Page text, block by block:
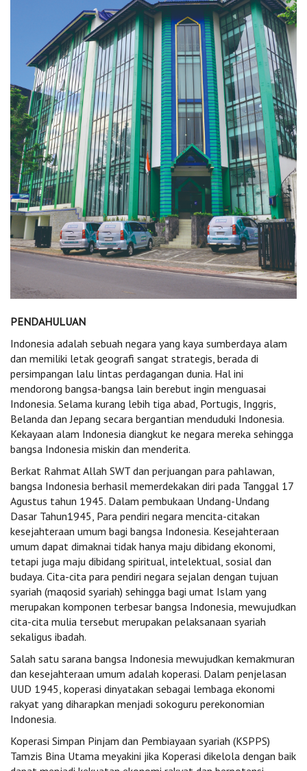
PENDAHULUAN
Indonesia adalah sebuah negara yang kaya sumberdaya alam
dan memiliki letak geografi sangat strategis, berada di
persimpangan lalu lintas perdagangan dunia. Hal ini
mendorong bangsa-bangsa lain berebut ingin menguasai
Indonesia. Selama kurang lebih tiga abad, Portugis, Inggris,
Belanda dan Jepang secara bergantian menduduki Indonesia.
Kekayaan alam Indonesia diangkut ke negara mereka sehingga
bangsa Indonesia miskin dan menderita.
Berkat Rahmat Allah SWT dan perjuangan para pahlawan,
bangsa Indonesia berhasil memerdekakan diri pada Tanggal 17
Agustus tahun 1945. Dalam pembukaan Undang-Undang
Dasar Tahun1945, Para pendiri negara mencita-citakan
kesejahteraan umum bagi bangsa Indonesia. Kesejahteraan
umum dapat dimaknai tidak hanya maju dibidang ekonomi,
tetapi juga maju dibidang spiritual, intelektual, sosial dan
budaya. Cita-cita para pendiri negara sejalan dengan tujuan
syariah (maqosid syariah) sehingga bagi umat Islam yang
merupakan komponen terbesar bangsa Indonesia, mewujudkan
cita-cita mulia tersebut merupakan pelaksanaan syariah
sekaligus ibadah.
Salah satu sarana bangsa Indonesia mewujudkan kemakmuran
dan kesejahteraan umum adalah koperasi. Dalam penjelasan
UUD 1945, koperasi dinyatakan sebagai lembaga ekonomi
rakyat yang diharapkan menjadi sokoguru perekonomian
Indonesia.
Koperasi Simpan Pinjam dan Pembiayaan syariah (KSPPS)
Tamzis Bina Utama meyakini jika Koperasi dikelola dengan baik